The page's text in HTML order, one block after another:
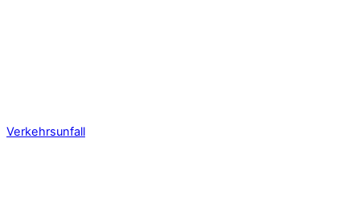
Verkehrsunfall